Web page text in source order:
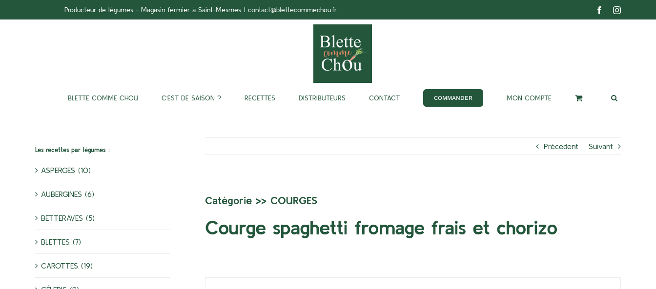
au
Producteur de légumes - Magasin fermier à Saint-Mesmes | contact@blettecommechou.fr FacebookInstagram
BLETTE COMME CHOU C’EST DE SAISON ? RECETTES DISTRIBUTEURS CONTACT COMMANDER MON COMPTE
Précédent Suivant
Catégorie >> COURGES
Courge spaghetti fromage frais et chorizo
Les recettes par légumes :
ASPERGES (10)
AUBERGINES (6)
BETTERAVES (5)
BLETTES (7)
CAROTTES (19)